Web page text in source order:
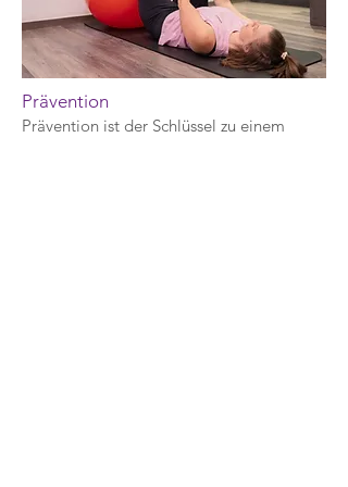
ein und erhalten einen Teil der
Therapiekosten vergütet.
Prävention
Prävention ist der Schlüssel zu einem